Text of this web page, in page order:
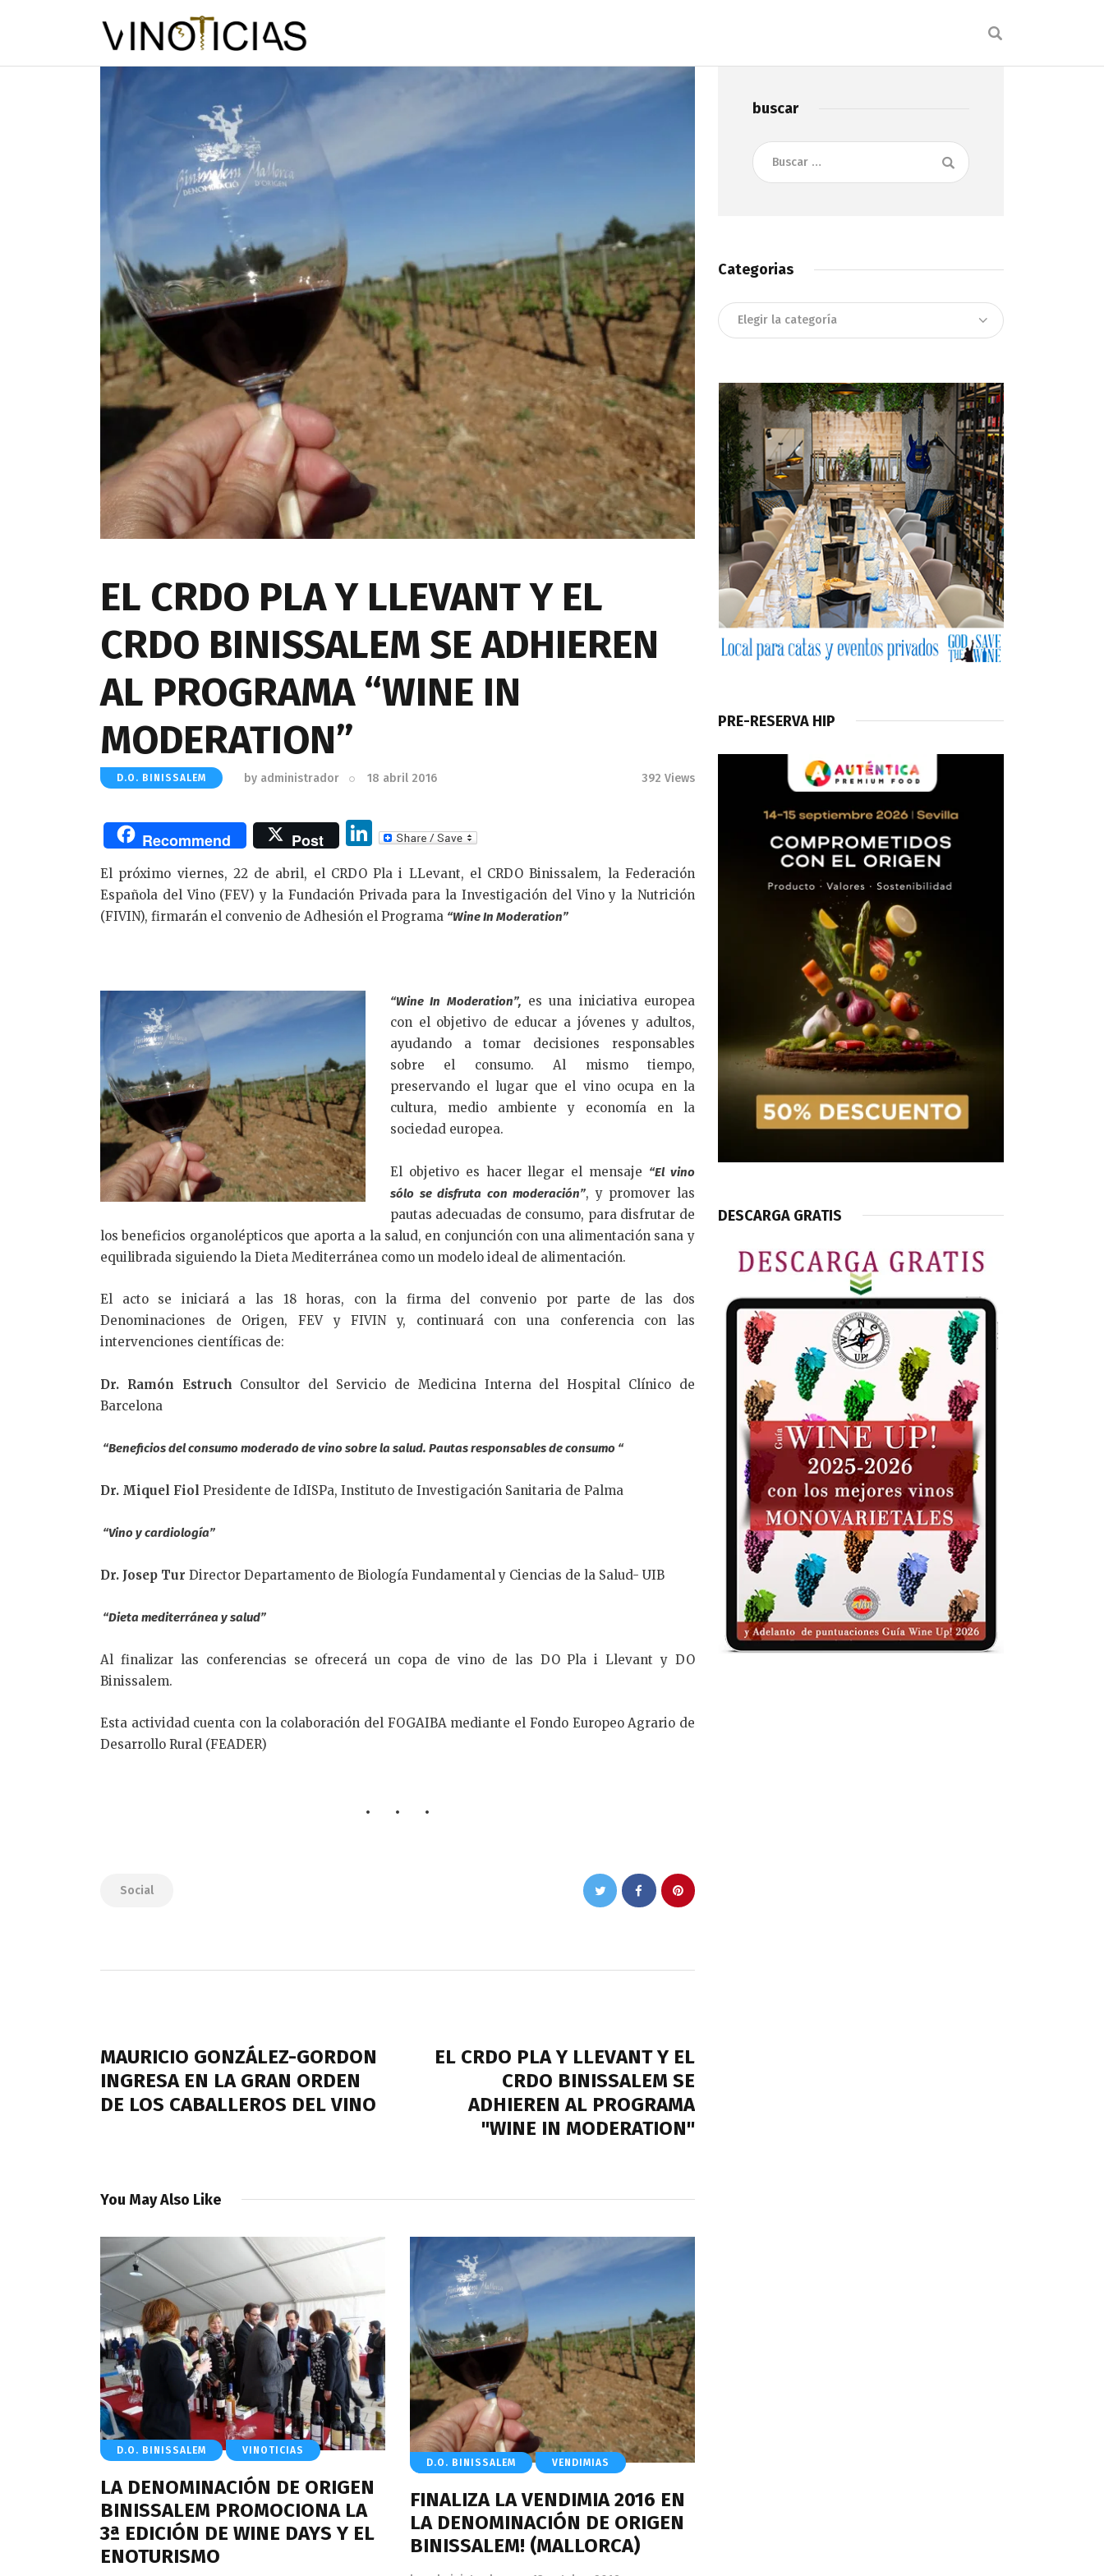
EL CRDO PLA Y LLEVANT Y EL
CRDO BINISSALEM SE ADHIEREN
AL PROGRAMA “WINE IN
MODERATION”
D.O. BINISSALEM by administrador 18 abril 2016 392 Views
Recommend Post
Li
n
k
e
El próximo viernes, 22 de abril, el CRDO Pla i LLevant, el CRDO Binissalem, la Federación
Española del Vino (FEV) y la Fundación Privada para la Investigación del Vino y la Nutrición
(FIVIN), firmarán el convenio de Adhesión el Programa “Wine In Moderation”
“Wine In Moderation”, es una iniciativa europea
con el objetivo de educar a jóvenes y adultos,
ayudando a tomar decisiones responsables
sobre el consumo. Al mismo tiempo,
preservando el lugar que el vino ocupa en la
cultura, medio ambiente y economía en la
sociedad europea.
El objetivo es hacer llegar el mensaje “El vino
sólo se disfruta con moderación”, y promover las
pautas adecuadas de consumo, para disfrutar de
los beneficios organolépticos que aporta a la salud, en conjunción con una alimentación sana y
equilibrada siguiendo la Dieta Mediterránea como un modelo ideal de alimentación.
El acto se iniciará a las 18 horas, con la firma del convenio por parte de las dos
Denominaciones de Origen, FEV y FIVIN y, continuará con una conferencia con las
intervenciones científicas de:
Dr. Ramón Estruch Consultor del Servicio de Medicina Interna del Hospital Clínico de
Barcelona
“Beneficios del consumo moderado de vino sobre la salud. Pautas responsables de consumo “
Dr. Miquel Fiol Presidente de IdISPa, Instituto de Investigación Sanitaria de Palma
“Vino y cardiología”
Dr. Josep Tur Director Departamento de Biología Fundamental y Ciencias de la Salud- UIB
“Dieta mediterránea y salud”
Al finalizar las conferencias se ofrecerá un copa de vino de las DO Pla i Llevant y DO
Binissalem.
Esta actividad cuenta con la colaboración del FOGAIBA mediante el Fondo Europeo Agrario de
Desarrollo Rural (FEADER)
Social
entradas
MAURICIO GONZÁLEZ-GORDON
INGRESA EN LA GRAN ORDEN
DE LOS CABALLEROS DEL VINO
EL CRDO PLA Y LLEVANT Y EL
CRDO BINISSALEM SE
ADHIEREN AL PROGRAMA
"WINE IN MODERATION"
You May Also Like
D.O. BINISSALEM VINOTICIAS
LA DENOMINACIÓN DE ORIGEN
BINISSALEM PROMOCIONA LA
3ª EDICIÓN DE WINE DAYS Y EL
ENOTURISMO
D.O. BINISSALEM VENDIMIAS
FINALIZA LA VENDIMIA 2016 EN
LA DENOMINACIÓN DE ORIGEN
BINISSALEM! (MALLORCA)
buscar
Buscar:
Categorias
Categorias
PRE-RESERVA HIP
DESCARGA GRATIS